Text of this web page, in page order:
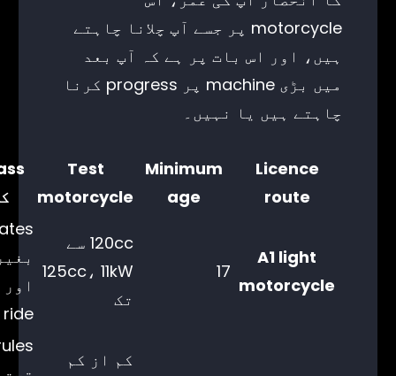
motorcycle پر جسے آپ چلانا چاہتے
ہیں، اور اس بات پر ہے کہ آپ بعد
میں بڑی machine پر progress کرنا
چاہتے ہیں یا نہیں۔
Licence
route
Minimum
age
Test
motorcycle
A1 light
motorcycle
17
120cc سے
125cc، 11kW
تک
ride کریں
کم از کم